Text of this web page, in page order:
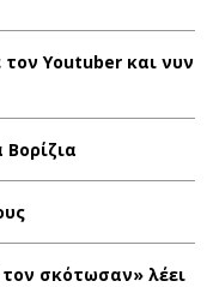
Youtuber και νυν
τον σκότωσαν» λέει